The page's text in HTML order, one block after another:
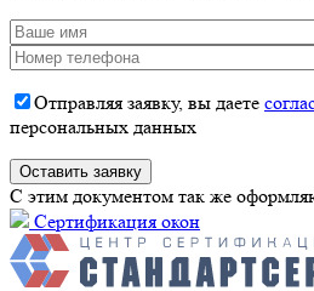
Отправляя заявку, вы даете
персональных данных
C этим документом так же
Сертификация окон